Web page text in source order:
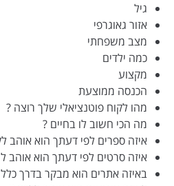
גיל
אזור גאוגרפי
מצב משפחתי
כמה ילדים
מקצוע
הכנסה ממוצעת
מהו לקוח פוטנציאלי שלך רוצה ?
מה הכי חשוב לו בחיים ?
איזה ספרים לפי דעתך הוא אוהב
איזה סרטים לפי דעתך הוא אוהב
באיזה אתרים הוא מבקר בדרך